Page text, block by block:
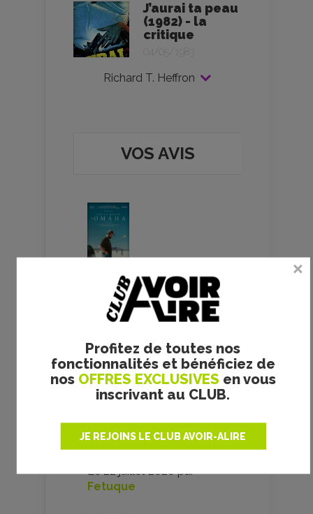
Profitez de toutes nos
fonctionnalités et bénéficiez de
nos OFFRES EXCLUSIVES en vous
inscrivant au CLUB.
JE REJOINS LE CLUB AVOIR-ALIRE
J’aurai ta peau
(1982) - la
critique
04/05/1983
Richard T. Heffron
VOS AVIS
Cole Webley - critique
8 août 2026 par
ceciloule
Lanero Zamora -
critique de la novella
Le22 juillet 2026par
Fetuque